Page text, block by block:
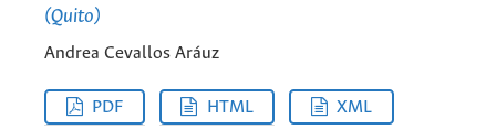
(Quito)
Andrea Cevallos Aráuz
PDF HTML XML